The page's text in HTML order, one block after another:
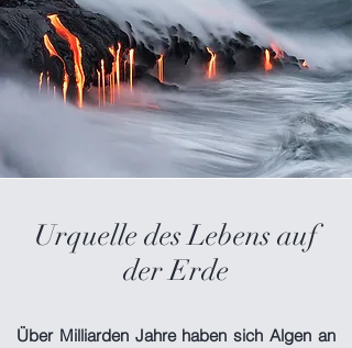
Urquelle des Lebens auf
der Erde
Über Milliarden Jahre haben sich Algen an